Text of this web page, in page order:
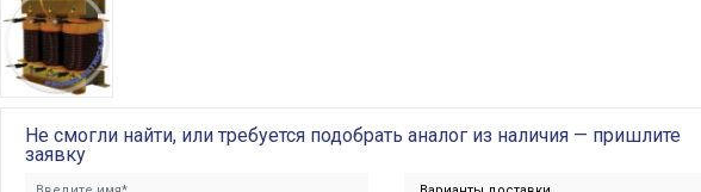
Не смогли найти, или требуется подобрать аналог из наличия — пришлите
заявку